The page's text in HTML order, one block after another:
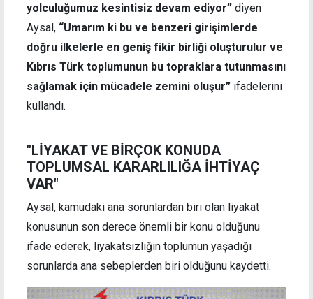
yolculuğumuz kesintisiz devam ediyor” diyen
Aysal, “Umarım ki bu ve benzeri girişimlerde
doğru ilkelerle en geniş fikir birliği oluşturulur ve
Kıbrıs Türk toplumunun bu topraklara tutunmasını
sağlamak için mücadele zemini oluşur” ifadelerini
kullandı.
"LİYAKAT VE BİRÇOK KONUDA
TOPLUMSAL KARARLILIĞA İHTİYAÇ
VAR"
Aysal, kamudaki ana sorunlardan biri olan liyakat
konusunun son derece önemli bir konu olduğunu
ifade ederek, liyakatsizliğin toplumun yaşadığı
sorunlarda ana sebeplerden biri olduğunu kaydetti.